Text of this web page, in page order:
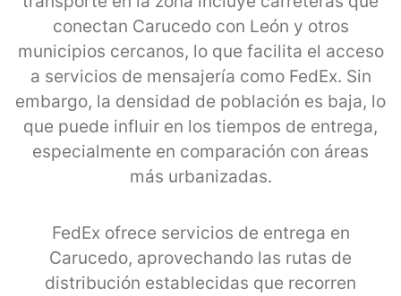
conectan Carucedo con León y otros
municipios cercanos, lo que facilita el acceso
a servicios de mensajería como FedEx. Sin
embargo, la densidad de población es baja, lo
que puede influir en los tiempos de entrega,
especialmente en comparación con áreas
más urbanizadas.
FedEx ofrece servicios de entrega en
Carucedo, aprovechando las rutas de
distribución establecidas que recorren